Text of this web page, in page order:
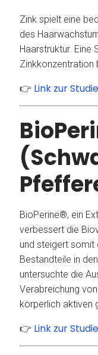
Zink spielt eine
des
Haarstruktur. Eine
Zinkkonzentration
👉 Link zur Studie
BioPerine®, ein
verbessert die
und steigert somit
Bestandteile in
untersuchte die
Verabreichung
körperlich aktiven
👉 Link zur Studie